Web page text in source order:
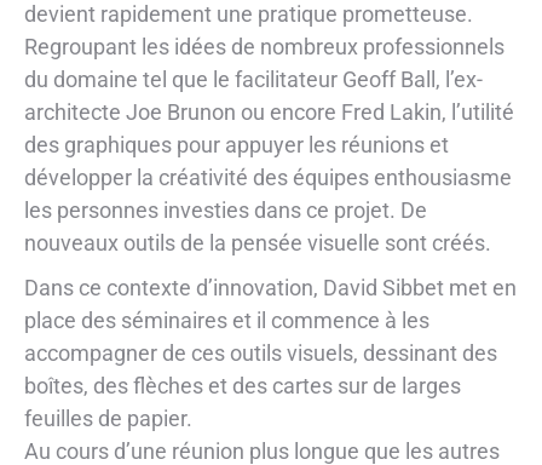
devient rapidement une pratique prometteuse.
Regroupant les idées de nombreux professionnels
du domaine tel que le facilitateur Geoff Ball, l’ex-
architecte Joe Brunon ou encore Fred Lakin, l’utilité
des graphiques pour appuyer les réunions et
développer la créativité des équipes enthousiasme
les personnes investies dans ce projet. De
nouveaux outils de la pensée visuelle sont créés.
Dans ce contexte d’innovation, David Sibbet met en
place des séminaires et il commence à les
accompagner de ces outils visuels, dessinant des
boîtes, des flèches et des cartes sur de larges
feuilles de papier.
Au cours d’une réunion plus longue que les autres